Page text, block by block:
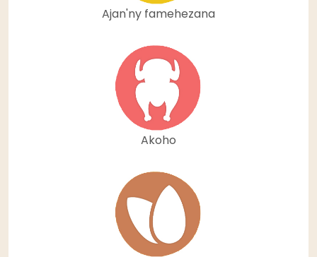
Ajan'ny famehezana
Akoho